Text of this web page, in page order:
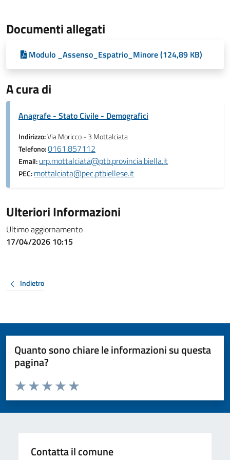
Documenti allegati
Modulo _Assenso_Espatrio_Minore (124,89 KB)
A cura di
Anagrafe - Stato Civile - Demografici
Indirizzo:Via Moricco - 3 Mottalciata
Telefono:0161.857112
Email:urp.mottalciata@ptb.provincia.biella.it
PEC:mottalciata@pec.ptbiellese.it
Ulteriori Informazioni
Ultimo aggiornamento
17/04/2026 10:15
Indietro
Quanto sono chiare le informazioni su questa
pagina?
Valuta da 1 a 5 stelle la pagina
Valuta 5 stelle su 5
Valuta 4 stelle su 5
Valuta 3 stelle su 5
Valuta 2 stelle su 5
Valuta 1 stelle su 5
Contatta il comune